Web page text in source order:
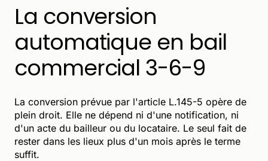
La conversion
automatique en bail
commercial 3-6-9
La conversion prévue par l'article L.145-5 opère de
plein droit. Elle ne dépend ni d'une notification, ni
d'un acte du bailleur ou du locataire. Le seul fait de
rester dans les lieux plus d'un mois après le terme
suffit.